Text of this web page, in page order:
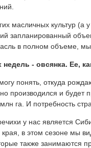
масличных культур
запланированный
в полном объеме, мы
- овсянка. Ее,
понять, откуда
производился и будет
га. И потребность
у нас является
края, в этом сезоне мы
также занимаются